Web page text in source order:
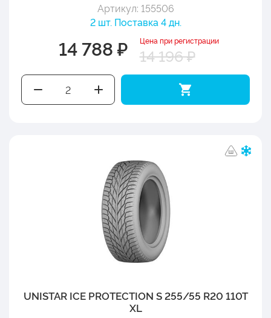
Артикул: 155506
2 шт. Поставка 4 дн.
14 788 ₽ Цена при регистрации
14 196 ₽
UNISTAR ICE PROTECTION S 255/55 R20 110T
XL